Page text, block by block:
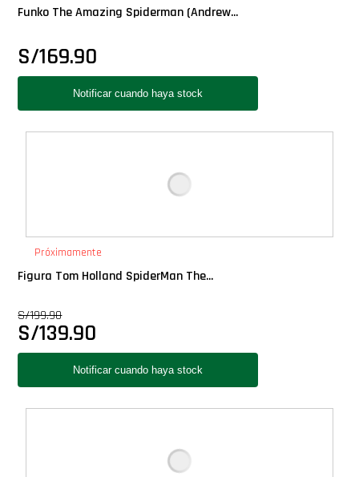
Funko The Amazing Spiderman (Andrew...
S/169.90
Próximamente
Figura Tom Holland SpiderMan The...
S/199.90
S/139.90